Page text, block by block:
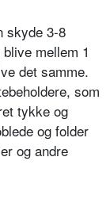
skyde 3-8
mellem 1
det samme.
som
tykke og
og folder
og andre